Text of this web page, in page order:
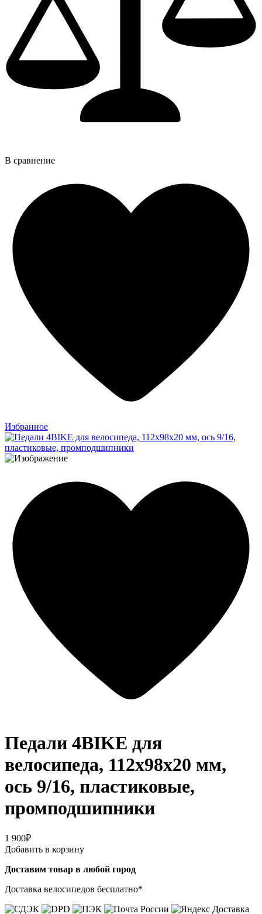
В сравнение
Избранное
Педали 4BIKE для
велосипеда, 112х98х20 мм,
ось 9/16, пластиковые,
промподшипники
1 900₽
Добавить в корзину
Доставим товар в любой город
Доставка велосипедов бесплатно*